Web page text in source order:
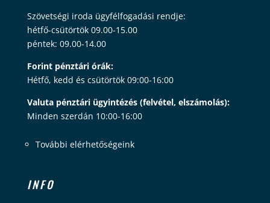
Szövetségi iroda ügyfélfogadási rendje:
hétfő-csütörtök 09.00-15.00
péntek: 09.00-14.00
Forint pénztári órák:
Hétfő, kedd és csütörtök 09:00-16:00
Valuta pénztári ügyintézés (felvétel, elszámolás):
Minden szerdán 10:00-16:00
További elérhetőségeink
INFO